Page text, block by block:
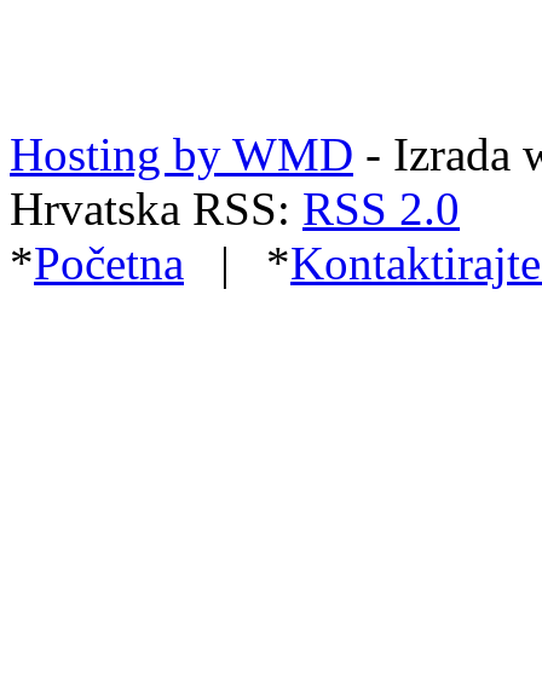
Hosting by WMD - Izrada
Hrvatska RSS: RSS 2.0
*Početna | *